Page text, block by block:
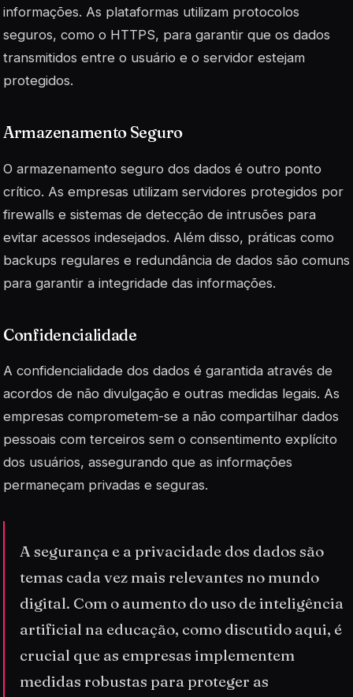
informações. As plataformas utilizam protocolos
seguros, como o HTTPS, para garantir que os dados
transmitidos entre o usuário e o servidor estejam
protegidos.
Armazenamento Seguro
O armazenamento seguro dos dados é outro ponto
crítico. As empresas utilizam servidores protegidos por
firewalls e sistemas de detecção de intrusões para
evitar acessos indesejados. Além disso, práticas como
backups regulares e redundância de dados são comuns
para garantir a integridade das informações.
Confidencialidade
A confidencialidade dos dados é garantida através de
acordos de não divulgação e outras medidas legais. As
empresas comprometem-se a não compartilhar dados
pessoais com terceiros sem o consentimento explícito
dos usuários, assegurando que as informações
permaneçam privadas e seguras.
A segurança e a privacidade dos dados são
temas cada vez mais relevantes no mundo
digital. Com o aumento do uso de inteligência
artificial na educação, como discutido aqui, é
crucial que as empresas implementem
medidas robustas para proteger as